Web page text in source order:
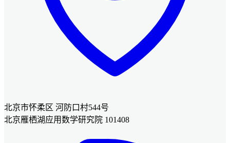
北京市怀柔区 河防口村544号
北京雁栖湖应用数学研究院 101408